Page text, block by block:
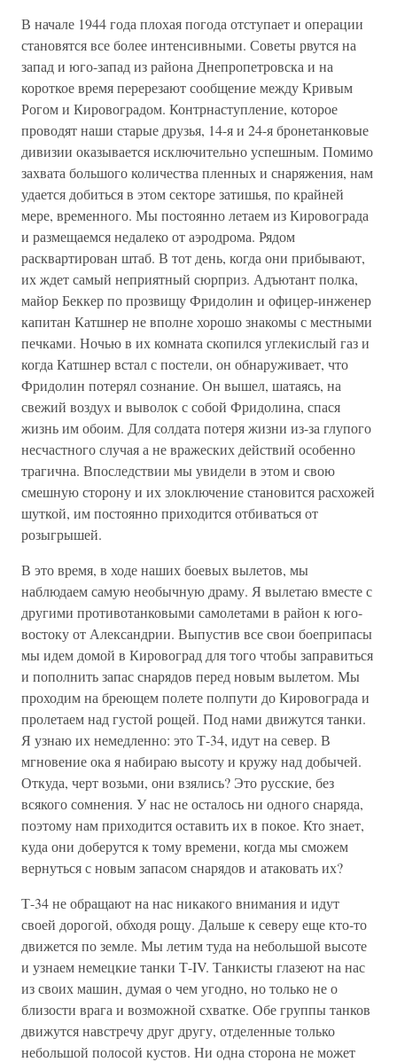
В начале 1944 года плохая погода отступает и операции
становятся все более интенсивными. Советы рвутся на
запад и юго-запад из района Днепропетровска и на
короткое время перерезают сообщение между Кривым
Рогом и Кировоградом. Контрнаступление, которое
проводят наши старые друзья, 14-я и 24-я бронетанковые
дивизии оказывается исключительно успешным. Помимо
захвата большого количества пленных и снаряжения, нам
удается добиться в этом секторе затишья, по крайней
мере, временного. Мы постоянно летаем из Кировограда
и размещаемся недалеко от аэродрома. Рядом
расквартирован штаб. В тот день, когда они прибывают,
их ждет самый неприятный сюрприз. Адъютант полка,
майор Беккер по прозвищу Фридолин и офицер-инженер
капитан Катшнер не вполне хорошо знакомы с местными
печками. Ночью в их комната скопился углекислый газ и
когда Катшнер встал с постели, он обнаруживает, что
Фридолин потерял сознание. Он вышел, шатаясь, на
свежий воздух и выволок с собой Фридолина, спася
жизнь им обоим. Для солдата потеря жизни из-за глупого
несчастного случая а не вражеских действий особенно
трагична. Впоследствии мы увидели в этом и свою
смешную сторону и их злоключение становится расхожей
шуткой, им постоянно приходится отбиваться от
розыгрышей.
В это время, в ходе наших боевых вылетов, мы
наблюдаем самую необычную драму. Я вылетаю вместе с
другими противотанковыми самолетами в район к юго-
востоку от Александрии. Выпустив все свои боеприпасы
мы идем домой в Кировоград для того чтобы заправиться
и пополнить запас снарядов перед новым вылетом. Мы
проходим на бреющем полете полпути до Кировограда и
пролетаем над густой рощей. Под нами движутся танки.
Я узнаю их немедленно: это Т-34, идут на север. В
мгновение ока я набираю высоту и кружу над добычей.
Откуда, черт возьми, они взялись? Это русские, без
всякого сомнения. У нас не осталось ни одного снаряда,
поэтому нам приходится оставить их в покое. Кто знает,
куда они доберутся к тому времени, когда мы сможем
вернуться с новым запасом снарядов и атаковать их?
Т-34 не обращают на нас никакого внимания и идут
своей дорогой, обходя рощу. Дальше к северу еще кто-то
движется по земле. Мы летим туда на небольшой высоте
и узнаем немецкие танки Т-IV. Танкисты глазеют на нас
из своих машин, думая о чем угодно, но только не о
близости врага и возможной схватке. Обе группы танков
движутся навстречу друг другу, отделенные только
небольшой полосой кустов. Ни одна сторона не может